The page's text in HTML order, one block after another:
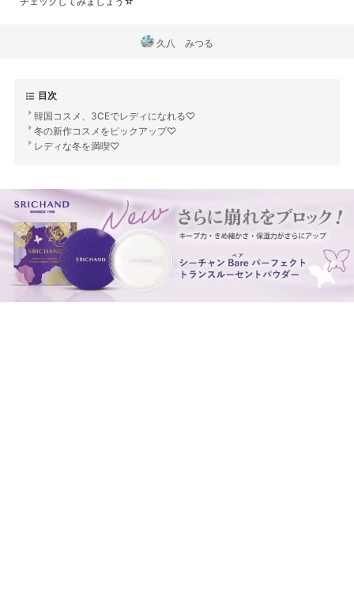
久八 みつる
目次
韓国コスメ、3CEでレディになれる♡
冬の新作コスメをピックアップ♡
レディな冬を満喫♡